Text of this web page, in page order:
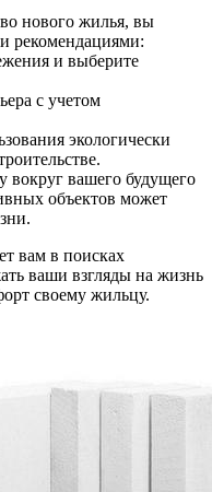
нового жилья, вы
рекомендациями:
и выберите
с учетом
экологически
вашего будущего
объектов может
вам в поисках
ваши взгляды на жизнь
своему жильцу.